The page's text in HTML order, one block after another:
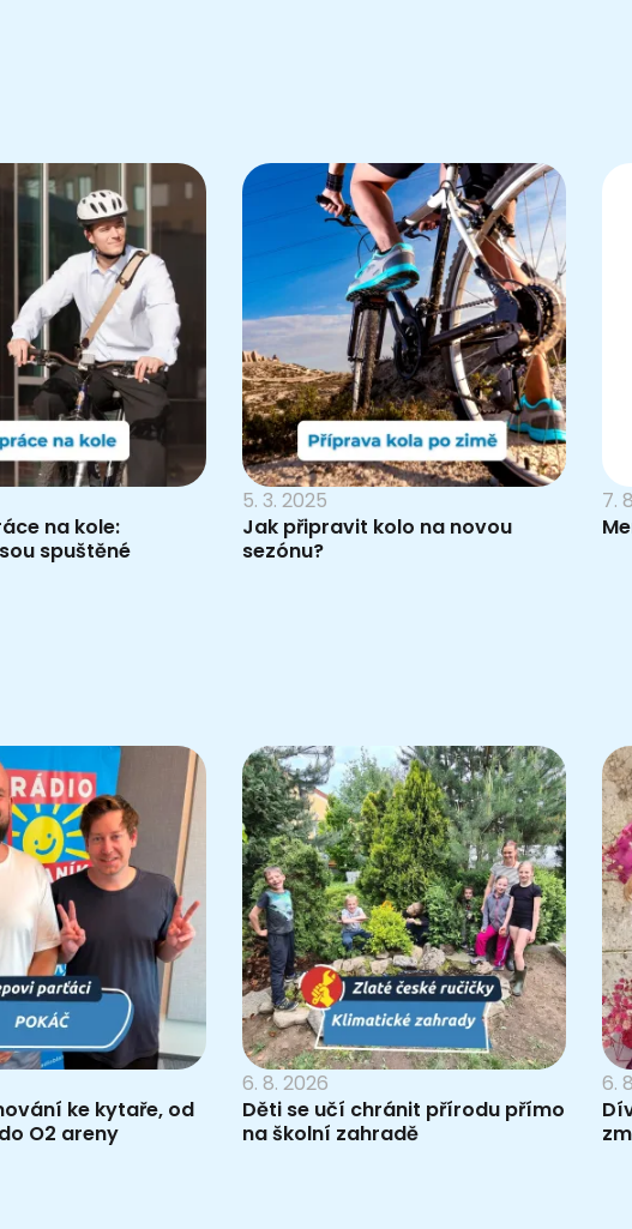
na kole:
spuštěné
5. 3. 2025
Jak připravit kolo na novou
sezónu?
7.
ke kytaře, od
O2 areny
6. 8. 2026
Děti se učí chránit přírodu přímo
na školní zahradě
6.